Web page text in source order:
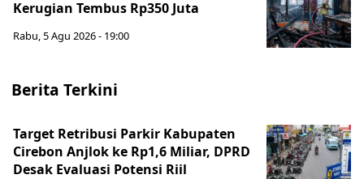
Kerugian Tembus Rp350 Juta
Rabu, 5 Agu 2026 - 19:00
Berita Terkini
Target Retribusi Parkir Kabupaten
Cirebon Anjlok ke Rp1,6 Miliar, DPRD
Desak Evaluasi Potensi Riil